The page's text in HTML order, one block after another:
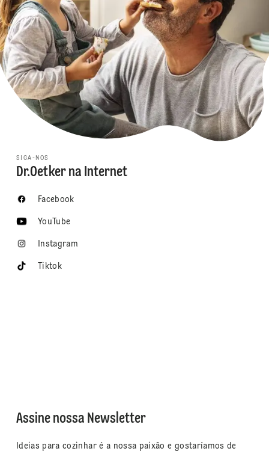
SIGA-NOS
Dr.Oetker na Internet
Facebook
YouTube
Instagram
Tiktok
Assine nossa Newsletter
Ideias para cozinhar é a nossa paixão e gostaríamos de